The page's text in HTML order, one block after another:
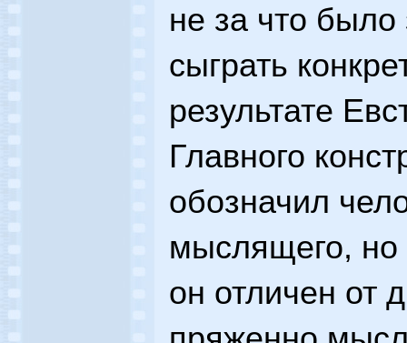
не за что было
сыграть
результате
Главного
обозначил
мыслящего, но
он отличен от